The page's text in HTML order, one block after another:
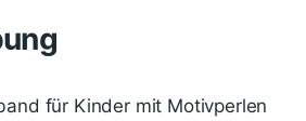
für Kinder mit Motivperlen